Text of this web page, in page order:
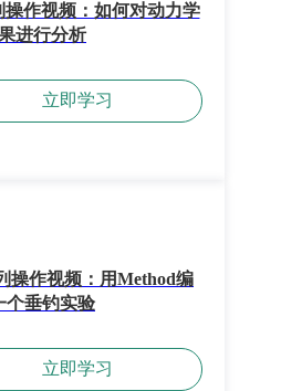
操作视频：如何对动力学
进行分析
立即学习
操作视频：用Method编
个垂钓实验
立即学习